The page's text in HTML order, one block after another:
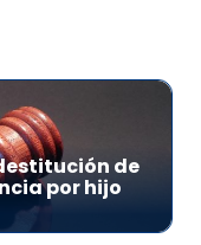
de
por hijo